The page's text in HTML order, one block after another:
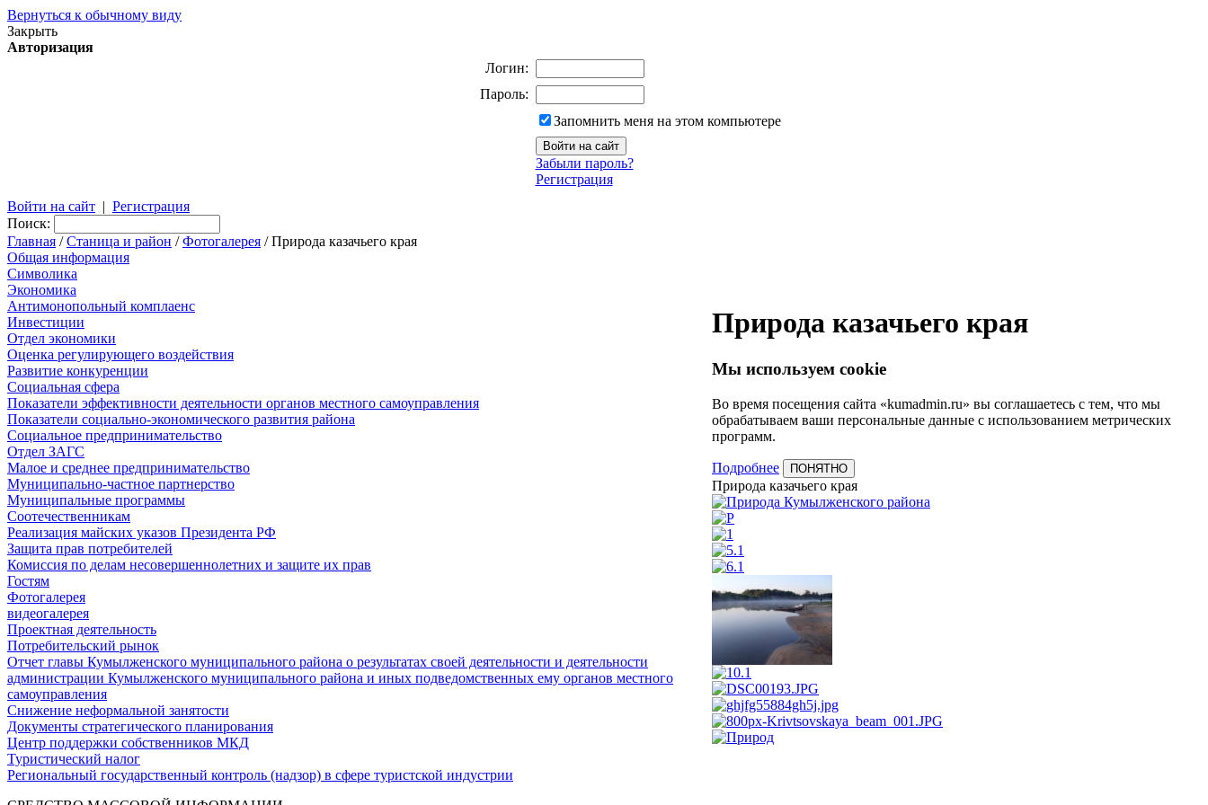
Вернуться к обычному виду
Закрыть
Авторизация
Логин:
Пароль:
Запомнить меня на этом компьютере
Забыли пароль?
Регистрация
Войти на сайт | Регистрация
Поиск:
Главная /Станица и район /Фотогалерея / Природа казачьего края
Общая информация
Символика
Экономика
Антимонопольный комплаенс
Инвестиции
Отдел экономики
Оценка регулирующего воздействия
Развитие конкуренции
Социальная сфера
Показатели эффективности деятельности органов местного самоуправления
Показатели социально-экономического развития района
Социальное предпринимательство
Отдел ЗАГС
Малое и среднее предпринимательство
Муниципально-частное партнерство
Муниципальные программы
Соотечественникам
Реализация майских указов Президента РФ
Защита прав потребителей
Комиссия по делам несовершеннолетних и защите их прав
Гостям
Фотогалерея
видеогалерея
Проектная деятельность
Потребительский рынок
Отчет главы Кумылженского муниципального района о результатах своей деятельности и деятельности
администрации Кумылженского муниципального района и иных подведомственных ему органов местного
самоуправления
Снижение неформальной занятости
Документы стратегического планирования
Центр поддержки собственников МКД
Туристический налог
Региональный государственный контроль (надзор) в сфере туристской индустрии
Природа казачьего края
Мы используем cookie
Во время посещения сайта «kumadmin.ru» вы соглашаетесь с тем, что мы
обрабатываем ваши персональные данные с использованием метрических
программ.
Подробнее ПОНЯТНО
Природа казачьего края